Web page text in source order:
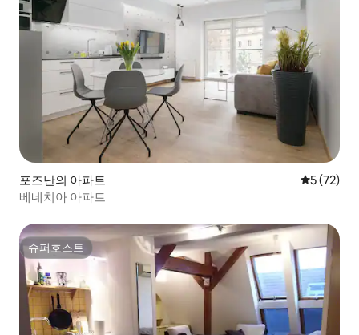
포즈난의 아파트 평점 5점
5 (72)
베네치아 아파트
슈퍼호스트
슈퍼호스트